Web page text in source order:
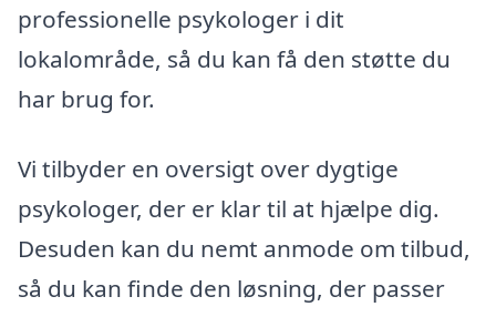
professionelle psykologer i dit
lokalområde, så du kan få den støtte du
har brug for.
Vi tilbyder en oversigt over dygtige
psykologer, der er klar til at hjælpe dig.
Desuden kan du nemt anmode om tilbud,
så du kan finde den løsning, der passer